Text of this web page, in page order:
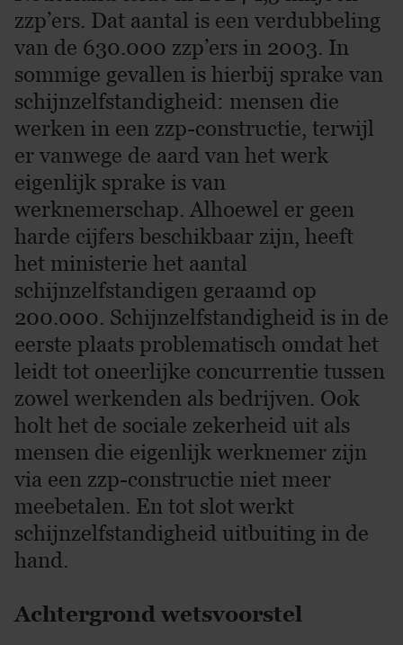
zzp’ers. Dat aantal is een verdubbeling
van de 630.000 zzp’ers in 2003. In
sommige gevallen is hierbij sprake van
schijnzelfstandigheid: mensen die
werken in een zzp-constructie, terwijl
er vanwege de aard van het werk
eigenlijk sprake is van
werknemerschap. Alhoewel er geen
harde cijfers beschikbaar zijn, heeft
het ministerie het aantal
schijnzelfstandigen geraamd op
200.000. Schijnzelfstandigheid is in de
eerste plaats problematisch omdat het
leidt tot oneerlijke concurrentie tussen
zowel werkenden als bedrijven. Ook
holt het de sociale zekerheid uit als
mensen die eigenlijk werknemer zijn
via een zzp-constructie niet meer
meebetalen. En tot slot werkt
schijnzelfstandigheid uitbuiting in de
hand.
Achtergrond wetsvoorstel